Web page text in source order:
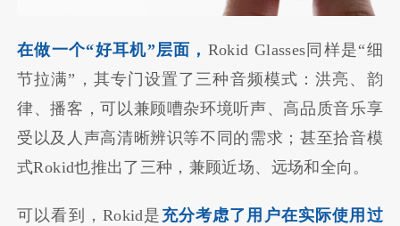
在做一个“好耳机”层面， Rokid Glasses同样是“细
节拉满”，其专门设置了三种音频模式：洪亮、韵
律、播客，可以兼顾嘈杂环境听声、高品质音乐享
受以及人声高清晰辨识等不同的需求；甚至拾音模
式Rokid也推出了三种，兼顾近场、远场和全向。
可以看到，Rokid是 充分考虑了用户在实际使用过